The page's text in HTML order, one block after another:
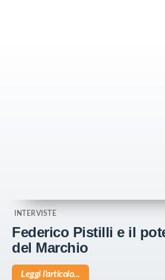
INTERVISTE
Federico Pistilli e il
del Marchio
Leggi l'articolo...